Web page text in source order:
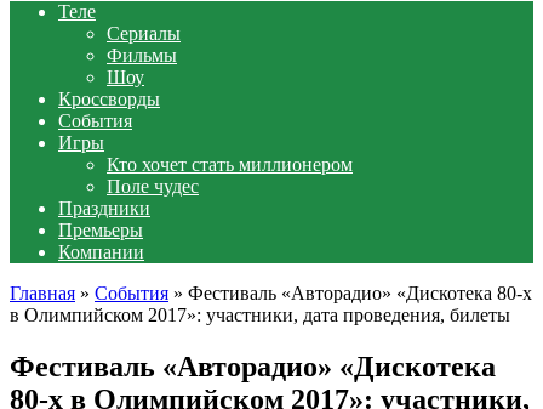
Теле
Сериалы
Фильмы
Шоу
Кроссворды
События
Игры
Кто хочет стать миллионером
Поле чудес
Праздники
Премьеры
Компании
Главная » События » Фестиваль «Авторадио» «Дискотека 80-х
в Олимпийском 2017»: участники, дата проведения, билеты
Фестиваль «Авторадио» «Дискотека
80-х в Олимпийском 2017»: участники,